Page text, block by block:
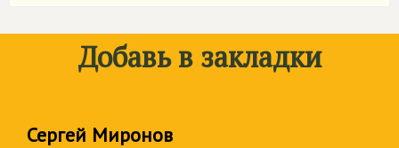
Добавь в закладки
Сергей Миронов